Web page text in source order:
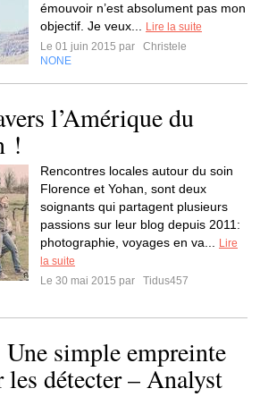
émouvoir n’est absolument pas mon
objectif. Je veux...
Lire la suite
Le 01 juin 2015 par
Christele
NONE
l’Amérique du
!
Rencontres locales autour du soin
Florence et Yohan, sont deux
soignants qui partagent plusieurs
passions sur leur blog depuis 2011:
photographie, voyages en va...
Lire
la suite
Le 30 mai 2015 par
Tidus457
simple empreinte
détecter – Analyst